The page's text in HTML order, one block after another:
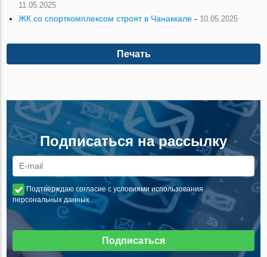
11.05.2025
ЖК со спорткомплексом строят в Чанаккале - 10.05.2025
Печать
Подписаться на рассылку
Подтверждаю согласие с условиями использования
персональных данных
Подписаться